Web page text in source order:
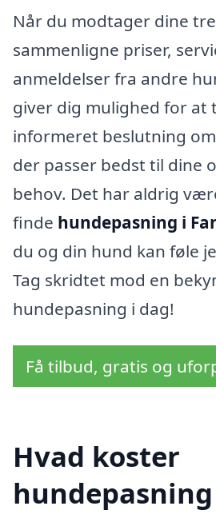
Når du modtager dine
sammenligne priser,
anmeldelser fra andre
giver dig mulighed for at
informeret beslutning
der passer bedst til dine
behov. Det har aldrig
finde hundepasning i
du og din hund kan føle
Tag skridtet mod en
hundepasning i dag!
Få tilbud, gratis og
Hvad koster